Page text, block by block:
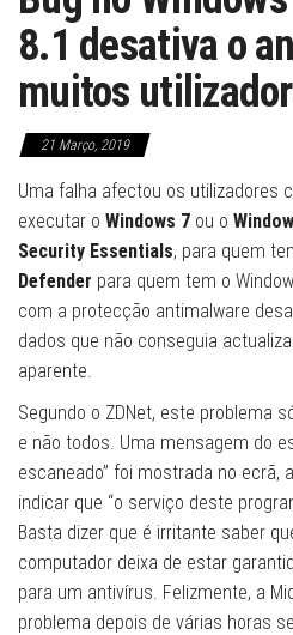
8.1 desativa o
muitos
21 Março, 2019
Uma falha afectou os utilizadores
executar o Windows 7 ou o
Security Essentials, para quem
Defender para quem tem o
com a protecção antimalware
dados que não conseguia
aparente.
Segundo o ZDNet, este problema
e não todos. Uma mensagem do
escaneado” foi mostrada no ecrã,
indicar que “o serviço deste
Basta dizer que é irritante saber
computador deixa de estar
para um antivírus. Felizmente, a
problema depois de várias horas